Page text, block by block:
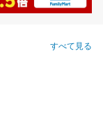
すべて見る